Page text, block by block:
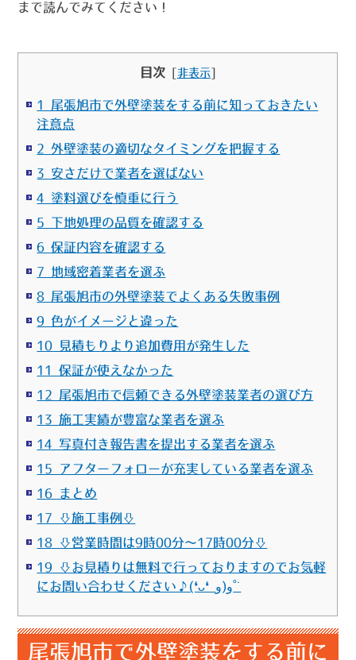
まで読んでみてください！
目次 非表示]
1 尾張旭市で外壁塗装をする前に知っておきたい
注意点
2 外壁塗装の適切なタイミングを把握する
3 安さだけで業者を選ばない
4 塗料選びを慎重に行う
5 下地処理の品質を確認する
6 保証内容を確認する
7 地域密着業者を選ぶ
8 尾張旭市の外壁塗装でよくある失敗事例
9 色がイメージと違った
10 見積もりより追加費用が発生した
11 保証が使えなかった
12 尾張旭市で信頼できる外壁塗装業者の選び方
13 施工実績が豊富な業者を選ぶ
14 写真付き報告書を提出する業者を選ぶ
15 アフターフォローが充実している業者を選ぶ
16 まとめ
17 ⇩施工事例⇩
18 ⇩営業時間は9時00分～17時00分⇩
19 ⇩お見積りは無料で行っておりますのでお気軽
にお問い合わせください♪(❛ᴗ❛ و(و˚˙
尾張旭市で外壁塗装をする前に